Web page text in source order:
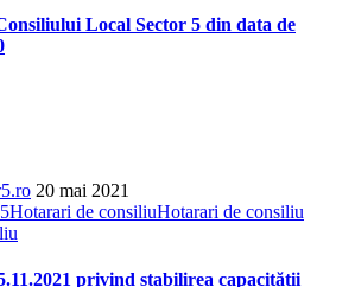
Local Sector 5 din data de
20 mai 2021
Hotarari de consiliuHotarari de consiliu
privind stabilirea capacității